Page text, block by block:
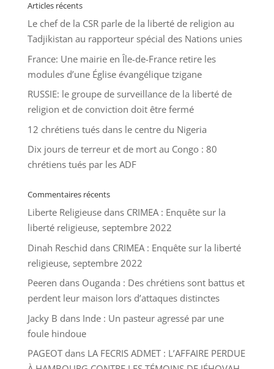
Articles récents
Le chef de la CSR parle de la liberté de religion au
Tadjikistan au rapporteur spécial des Nations unies
France: Une mairie en Île-de-France retire les
modules d’une Église évangélique tzigane
RUSSIE: le groupe de surveillance de la liberté de
religion et de conviction doit être fermé
12 chrétiens tués dans le centre du Nigeria
Dix jours de terreur et de mort au Congo : 80
chrétiens tués par les ADF
Commentaires récents
Liberte Religieusedans CRIMEA : Enquête sur la
liberté religieuse, septembre 2022
Dinah Reschid dans CRIMEA : Enquête sur la liberté
religieuse, septembre 2022
Peeren dans Ouganda : Des chrétiens sont battus et
perdent leur maison lors d’attaques distinctes
Jacky B dans Inde : Un pasteur agressé par une
foule hindoue
PAGEOTdans LA FECRIS ADMET : L’AFFAIRE PERDUE